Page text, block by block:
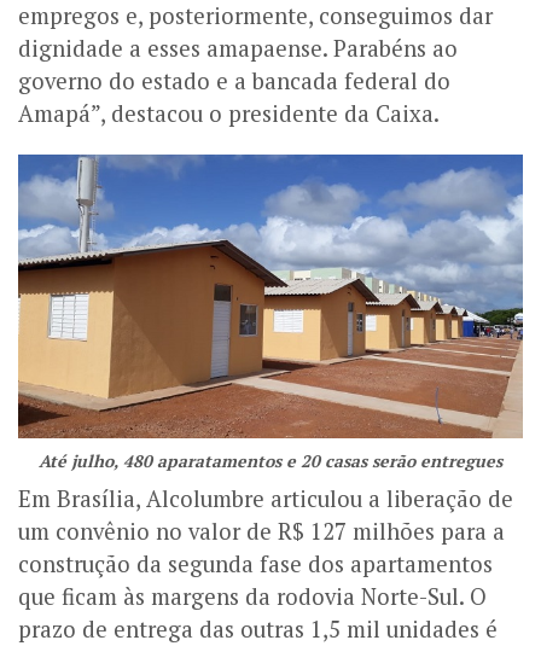
empregos e, posteriormente, conseguimos dar
dignidade a esses amapaense. Parabéns ao
governo do estado e a bancada federal do
Amapá”, destacou o presidente da Caixa.
Até julho, 480 aparatamentos e 20 casas serão entregues
Em Brasília, Alcolumbre articulou a liberação de
um convênio no valor de R$ 127 milhões para a
construção da segunda fase dos apartamentos
que ficam às margens da rodovia Norte-Sul. O
prazo de entrega das outras 1,5 mil unidades é